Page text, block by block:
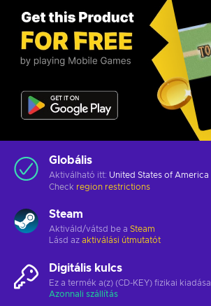
Globális
Aktiválható itt: United States of America
Check region restrictions
Steam
Aktiváld/vátsd be a Steam
Lásd az aktiválási útmutatót
Digitális kulcs
Ez a termék a(z) (CD-KEY) fizikai kiadása
Azonnali szállítás